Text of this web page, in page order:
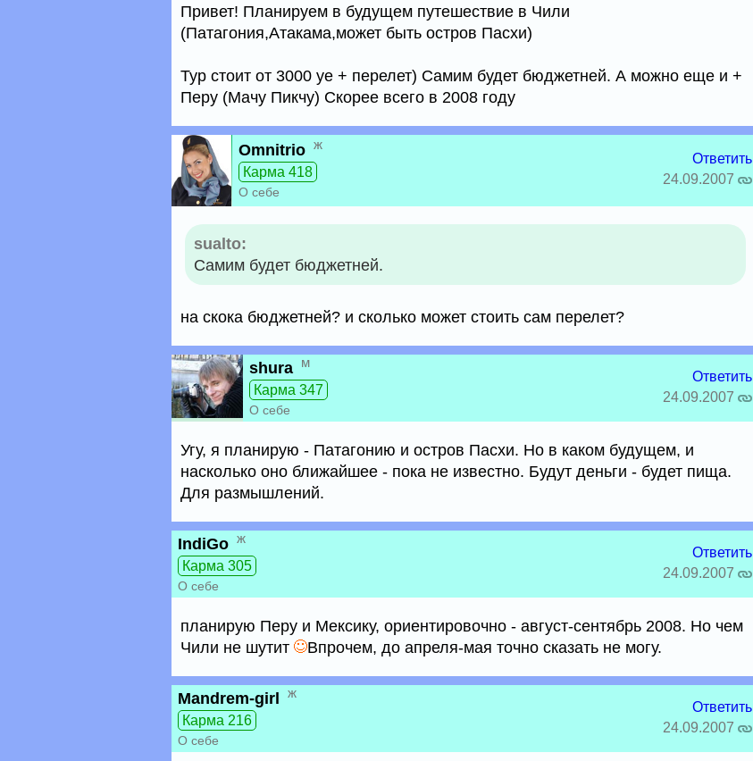
Привет! Планируем в будущем путешествие в Чили
(Патагония,Атакама,может быть остров Пасхи)
Тур стоит от 3000 уе + перелет) Самим будет бюджетней. А можно еще и +
Перу (Мачу Пикчу) Скорее всего в 2008 году
Omnitrio ж
Карма 418
О себе
Ответить
24.09.2007
sualto:
Самим будет бюджетней.
на скока бюджетней? и сколько может стоить сам перелет?
shura м
Карма 347
О себе
Ответить
24.09.2007
Угу, я планирую - Патагонию и остров Пасхи. Но в каком будущем, и
насколько оно ближайшее - пока не известно. Будут деньги - будет пища.
Для размышлений.
IndiGo ж
Карма 305
О себе
Ответить
24.09.2007
планирую Перу и Мексику, ориентировочно - август-сентябрь 2008. Но чем
Чили не шутит
Впрочем, до апреля-мая точно сказать не могу.
Mandrem-girl
ж
Карма 216
О себе
Ответить
24.09.2007